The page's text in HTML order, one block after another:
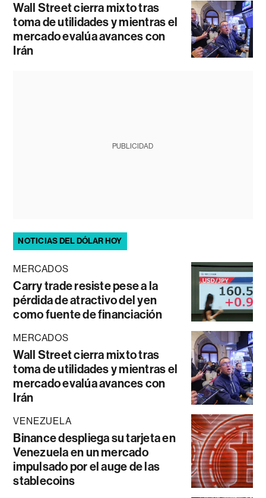
Wall Street cierra mixto tras
toma de utilidades y mientras el
mercado evalúa avances con
Irán
PUBLICIDAD
NOTICIAS DEL DÓLAR HOY
MERCADOS
Carry trade resiste pese a la
pérdida de atractivo del yen
como fuente de financiación
MERCADOS
Wall Street cierra mixto tras
toma de utilidades y mientras el
mercado evalúa avances con
Irán
VENEZUELA
Binance despliega su tarjeta en
Venezuela en un mercado
impulsado por el auge de las
stablecoins